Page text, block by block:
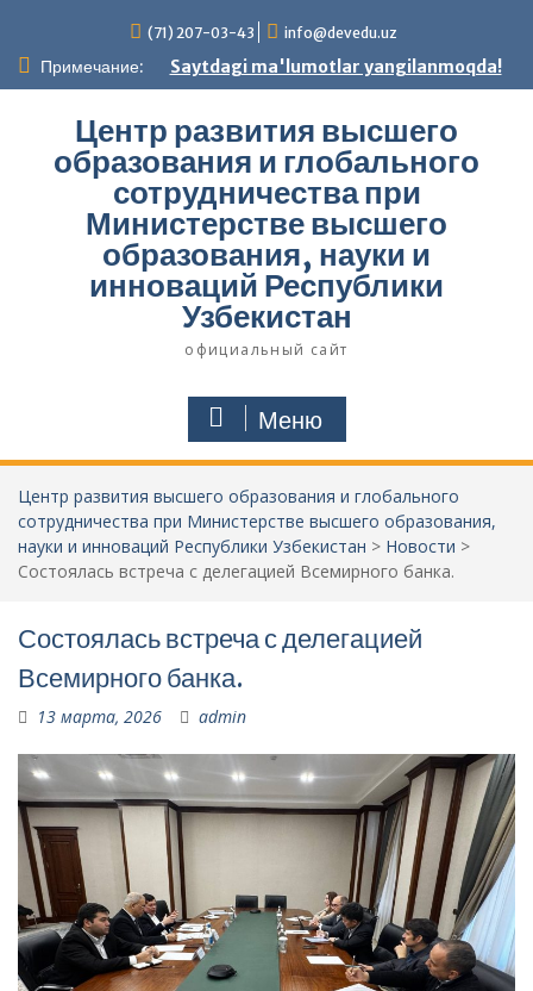
содержимому
(71) 207-03-43 info@devedu.uz
Примечание: Saytdagi ma'lumotlar yangilanmoqda!
Центр развития высшего
образования и глобального
сотрудничества при
Министерстве высшего
образования, науки и
инноваций Республики
Узбекистан
официальный сайт
Меню
Центр развития высшего образования и глобального
сотрудничества при Министерстве высшего образования,
науки и инноваций Республики Узбекистан > Новости >
Состоялась встреча с делегацией Всемирного банка.
Состоялась встреча с делегацией
Всемирного банка.
13 марта, 2026 admin